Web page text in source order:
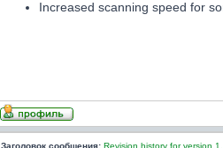
Increased scanning speed for
Заголовок сообщения: Revision history for version